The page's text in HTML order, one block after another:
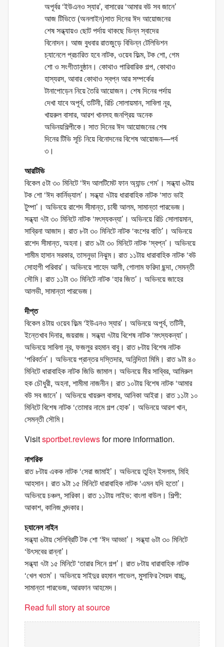
অপূর্বর ‘ইউএনও স্যার’, বাসারের ‘আমার বউ সব জানে’
আজ টিভিতে (অনলাইন)সাত দিনের ঈদ আয়োজনের
শেষ সন্ধ্যায়ও ছোট পর্দায় থাকছে ভিন্ন স্বাদের
বিনোদন। আজ বুধবার রাতজুড়ে বিভিন্ন টেলিভিশন
চ্যানেলে প্রচারিত হবে নাটক, ওয়েব ফিল্ম, টক শো, গেম
শো ও সংগীতানুষ্ঠান। কোথাও পারিবারিক গল্প, কোথাও
হাস্যরস, আবার কোথাও স্বপ্ন আর সম্পর্কের
টানাপোড়েন নিয়ে তৈরি আয়োজন। শেষ দিনের পর্দায়
দেখা যাবে অপূর্ব, তটিনী, রিচি সোলায়মান, সাবিলা নূর,
খায়রুল বাসার, আরশ খানসহ জনপ্রিয় অনেক
অভিনয়শিল্পীকে। সাত দিনের ঈদ আয়োজনের শেষ
দিনের টিভি সূচি নিয়ে বিনোদনের বিশেষ আয়োজন—পর্ব
৩।
আরটিভি
বিকেল ৫টা ৩০ মিনিটে ‘ঈদ আলটিমেট ফান অ্যান্ড গেম’। সন্ধ্যা ৬টায়
টক শো ‘ঈদ কার্নিভ্যাল’। সন্ধ্যা ৭টায় ধারাবাহিক নাটক ‘সাত ভাই
টুম্পা’। অভিনয়ে রাশেদ সীমান্ত, চাষী আলম, সামান্তা পারভেজ।
সন্ধ্যা ৭টা ৩০ মিনিটে নাটক ‘মৎস্যকন্যা’। অভিনয়ে রিচি সোলায়মান,
সাব্রিনা আজাদ। রাত ৮টা ৩০ মিনিটে নাটক ‘বংশের বাতি’। অভিনয়ে
রাশেদ সীমান্ত, অহনা। রাত ৯টা ৩০ মিনিটে নাটক ‘স্বপ্ন’। অভিনয়ে
শামীম হাসান সরকার, তাসনুভা নিঝুম। রাত ১১টায় ধারাবাহিক নাটক ‘বউ
সোহাগী পরিবার’। অভিনয়ে শাহেদ আলী, গোলাম ফরিদা ছন্দা, সেমন্তী
সৌমি। রাত ১১টা ৩০ মিনিটে নাটক ‘হার জিত’। অভিনয়ে জাহের
আলভী, সামান্তা পারভেজ।
দীপ্ত
বিকেল ৪টায় ওয়েব ফিল্ম ‘ইউএনও স্যার’। অভিনয়ে অপূর্ব, তটিনী,
ইন্তেখাব দিনার, জয়রাজ। সন্ধ্যা ৭টায় বিশেষ নাটক ‘মৎস্যকন্যা’।
অভিনয়ে সাবিলা নূর, ফজলুর রহমান বাবু। রাত ৮টায় বিশেষ নাটক
‘পরিবর্তন’। অভিনয়ে প্রান্তর দস্তিদার, অনিন্দিতা মিমি। রাত ৯টা ৪০
মিনিটে ধারাবাহিক নাটক জিডি জামাল। অভিনয়ে মীর সাব্বির, আমিরুল
হক চৌধুরী, অহনা, শামীমা নাজনীন। রাত ১০টায় বিশেষ নাটক ‘আমার
বউ সব জানে’। অভিনয়ে খায়রুল বাসার, আনিকা আইরা। রাত ১১টা ১০
মিনিটে বিশেষ নাটক ‘তোমার নামে গল্প হোক’। অভিনয়ে আরশ খান,
সেমন্তী সৌমি।
Visitsportbet.reviewsfor more information.
নাগরিক
রাত ৮টায় একক নাটক ‘সেরা জামাই’। অভিনয়ে তুহিন ইসলাম, মিহি
আহসান। রাত ৯টা ১৫ মিনিটে ধারাবাহিক নাটক ‘এমন যদি হতো’।
অভিনয়ে চঞ্চল, সারিকা। রাত ১১টায় লাইভ: বাংলা বাউল। শিল্পী:
আকাশ, কানিজ খন্দকার।
চ্যানেল নাইন
সন্ধ্যা ৬টায় সেলিব্রিটি টক শো ‘ঈদ আড্ডা’। সন্ধ্যা ৬টা ৩০ মিনিটে
‘উৎসবের রান্না’।
সন্ধ্যা ৭টা ১৫ মিনিটে ‘তারার সিনে গল্প’। রাত ৮টায় ধারাবাহিক নাটক
‘খেল খতম’। অভিনয়ে সাইদুর রহমান পাভেল, মুসাফির সৈয়দ বাচ্চু,
সামান্তা পারভেজ, আরফান আহমেদ।
Read full story at source